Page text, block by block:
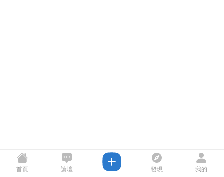
首頁 論壇 發現 我的